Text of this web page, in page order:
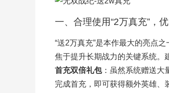
一、合理使用“2万真充”，
“送2万真充”是本作最大的亮点
焦于提升长期战力的关键系统。
首充双倍礼包：虽然系统赠送大
完成首充，即可获得额外英雄、